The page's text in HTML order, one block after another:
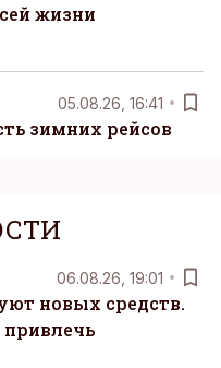
жизни
05.08.26, 16:41
зимних рейсов
06.08.26, 19:01
новых средств.